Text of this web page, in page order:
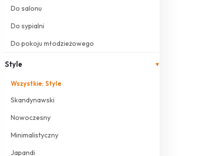
Do salonu
Do sypialni
Do pokoju młodzieżowego
Style ▾
Wszystkie: Style
Skandynawski
Nowoczesny
Minimalistyczny
Japandi